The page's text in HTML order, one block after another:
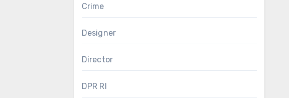
Crime
Designer
Director
DPR RI